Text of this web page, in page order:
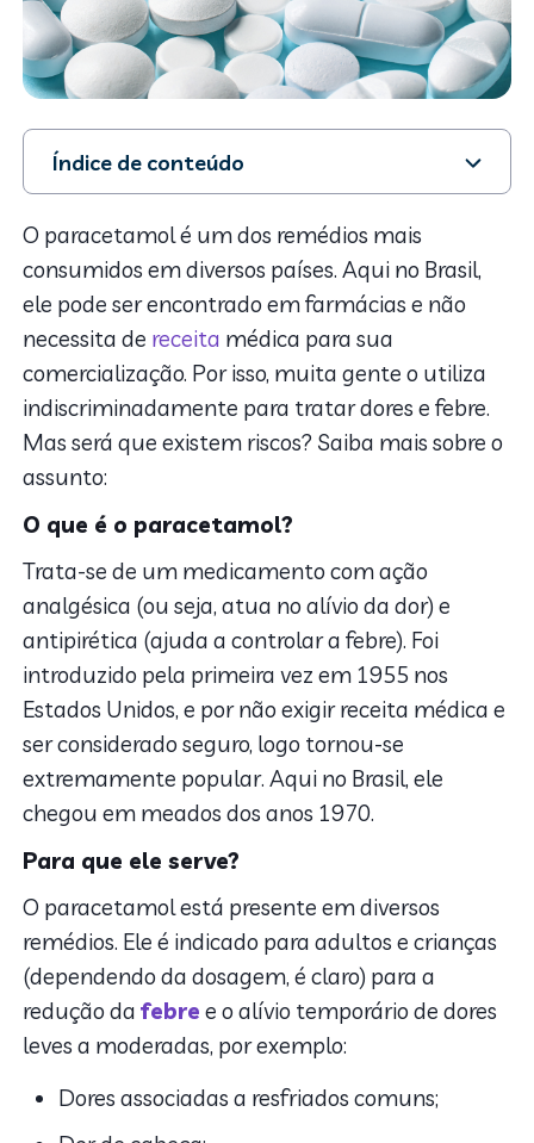
Índice de conteúdo
1. O que é o paracetamol?
2. Para que ele serve?
3. Riscos do uso excessivo de paracetamol
4. Qual é a quantidade recomendada?
O paracetamol é um dos remédios mais
consumidos em diversos países. Aqui no Brasil,
ele pode ser encontrado em farmácias e não
necessita de receita médica para sua
comercialização. Por isso, muita gente o utiliza
indiscriminadamente para tratar dores e febre.
Mas será que existem riscos? Saiba mais sobre o
assunto:
O que é o paracetamol?
Trata-se de um medicamento com ação
analgésica (ou seja, atua no alívio da dor) e
antipirética (ajuda a controlar a febre). Foi
introduzido pela primeira vez em 1955 nos
Estados Unidos, e por não exigir receita médica e
ser considerado seguro, logo tornou-se
extremamente popular. Aqui no Brasil, ele
chegou em meados dos anos 1970.
Para que ele serve?
O paracetamol está presente em diversos
remédios. Ele é indicado para adultos e crianças
(dependendo da dosagem, é claro) para a
redução dafebre e o alívio temporário de dores
leves a moderadas, por exemplo:
Dores associadas a resfriados comuns;